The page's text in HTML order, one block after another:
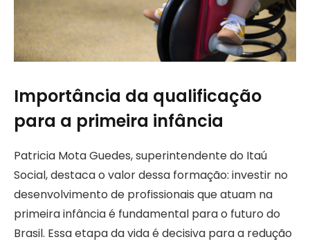
Importância da qualificação
para a primeira infância
Patricia Mota Guedes, superintendente do Itaú
Social, destaca o valor dessa formação: investir no
desenvolvimento de profissionais que atuam na
primeira infância é fundamental para o futuro do
Brasil. Essa etapa da vida é decisiva para a redução